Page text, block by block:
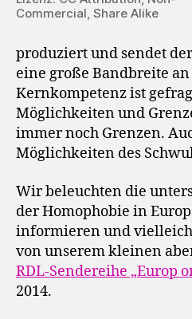
Commercial, Share Alike
produziert und sendet
eine große Bandbreite
Kernkompetenz ist
Möglichkeiten und
immer noch Grenzen.
Möglichkeiten des
Wir beleuchten die
der Homophobie in
informieren und
von unserem kleinen
RDL-Sendereihe „Europ
2014.